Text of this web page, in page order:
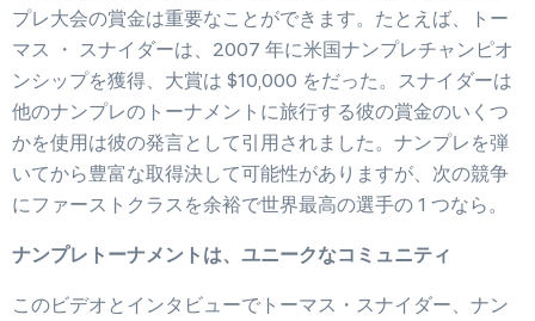
プレ大会の賞金は重要なことができます。たとえば、トー
マス ・ スナイダーは、2007 年に米国ナンプレチャンピオ
ンシップを獲得、大賞は $10,000 をだった。スナイダーは
他のナンプレのトーナメントに旅行する彼の賞金のいくつ
かを使用は彼の発言として引用されました。ナンプレを弾
いてから豊富な取得決して可能性がありますが、次の競争
にファーストクラスを余裕で世界最高の選手の 1 つなら。
ナンプレトーナメントは、ユニークなコミュニティ
このビデオとインタビューでトーマス・スナイダー、ナン